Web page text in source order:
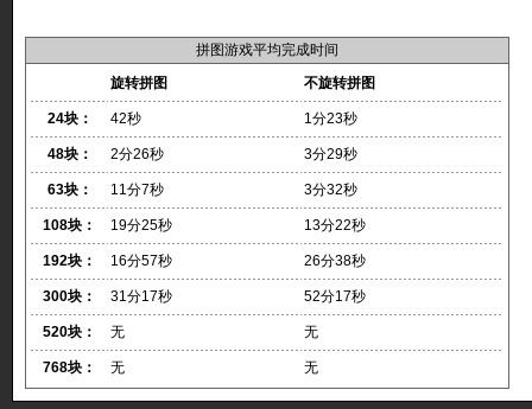
拼图游戏平均完成时间
旋转拼图
不旋转拼图
24块： 42秒 1分23秒
48块： 2分26秒 3分29秒
63块： 11分7秒 3分32秒
108块： 19分25秒 13分22秒
192块： 16分57秒 26分38秒
300块： 31分17秒 52分17秒
520块： 无 无
768块： 无 无